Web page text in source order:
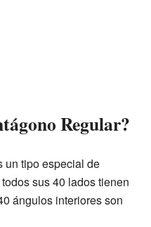
Regular?
un tipo especial de
sus 40 lados tienen
ángulos interiores son